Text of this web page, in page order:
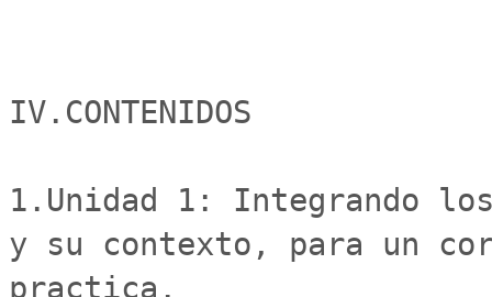
IV.CONTENIDOS
1.Unidad 1: Integrando los
y su contexto, para un
practica.